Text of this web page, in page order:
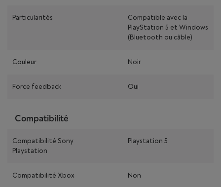
Particularités
Compatible avec la
PlayStation 5 et Windows
(Bluetooth ou câble)
Couleur Noir
Force feedback Oui
Compatibilité
Compatibilité Sony
Playstation
Playstation 5
Compatibilité Xbox Non